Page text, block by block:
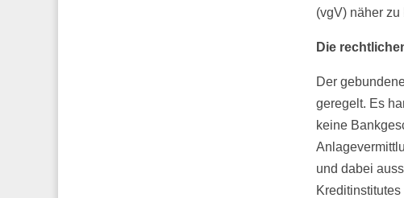
(vgV) näher zu
Die
Der
geregelt. Es
keine
und dabei